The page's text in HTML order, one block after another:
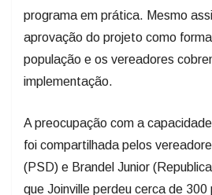
programa em prática. Mesmo
aprovação do projeto como
população e os vereadores
implementação.
A preocupação com a
foi compartilhada pelos
(PSD) e Brandel Junior
que Joinville perdeu cerca de 300